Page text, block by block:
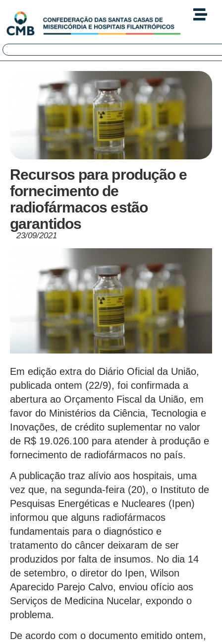
Recursos para produção e
fornecimento de
radiofármacos estão
garantidos
23/09/2021
Em edição extra do Diário Oficial da União,
publicada ontem (22/9), foi confirmada a
abertura ao Orçamento Fiscal da União, em
favor do Ministérios da Ciência, Tecnologia e
Inovações, de crédito suplementar no valor
de R$ 19.026.100 para atender à produção e
fornecimento de radiofármacos no país.
A publicação traz alívio aos hospitais, uma
vez que, na segunda-feira (20), o Instituto de
Pesquisas Energéticas e Nucleares (Ipen)
informou que alguns radiofármacos
fundamentais para o diagnóstico e
tratamento do câncer deixaram de ser
produzidos por falta de insumos. No dia 14
de setembro, o diretor do Ipen, Wilson
Aparecido Parejo Calvo, enviou ofício aos
Serviços de Medicina Nucelar, expondo o
problema.
De acordo com o documento emitido ontem,